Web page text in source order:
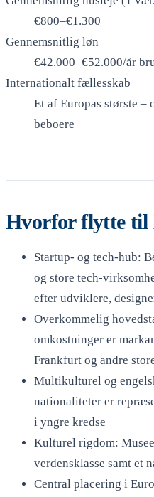
€800–€1.300
Gennemsnitlig løn
€42.000–€52.000/år
Internationalt fællesskab
Et af Europas største –
beboere
Hvorfor flytte til
Startup- og tech-hub:
og store tech-
efter udviklere,
Overkommelig
omkostninger er
Frankfurt og andre
Multikulturel og
nationaliteter er
i yngre kredse
Kulturel rigdom:
verdensklasse samt et
Central placering i